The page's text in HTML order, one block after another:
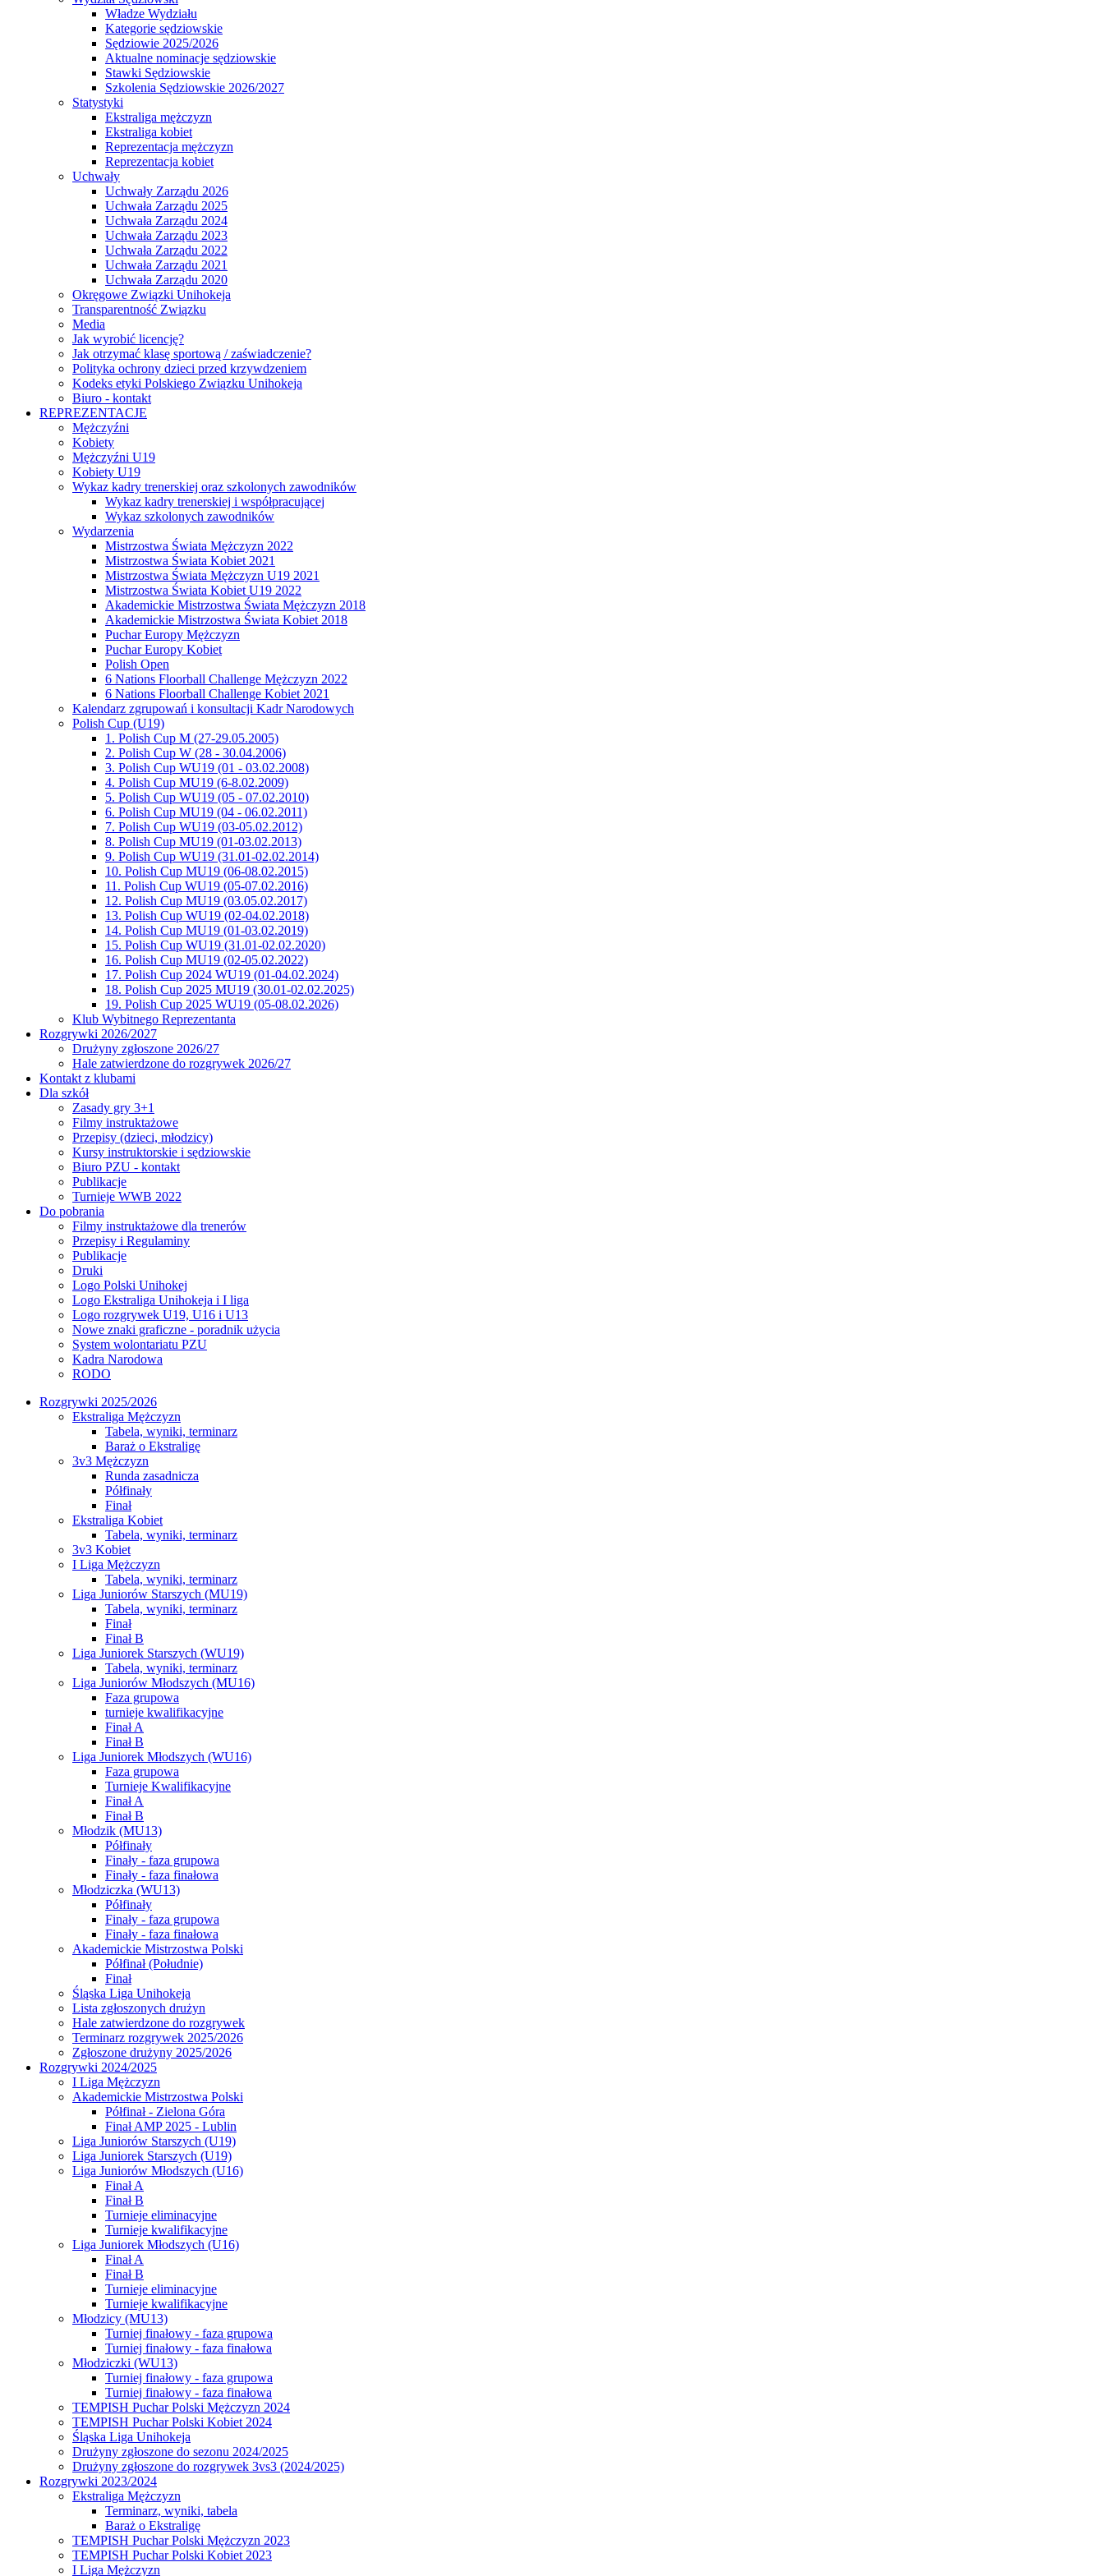
Władze Wydziału
Kategorie sędziowskie
Sędziowie 2025/2026
Aktualne nominacje sędziowskie
Stawki Sędziowskie
Szkolenia Sędziowskie 2026/2027
Statystyki
Ekstraliga mężczyzn
Ekstraliga kobiet
Reprezentacja mężczyzn
Reprezentacja kobiet
Uchwały
Uchwały Zarządu 2026
Uchwała Zarządu 2025
Uchwała Zarządu 2024
Uchwała Zarządu 2023
Uchwała Zarządu 2022
Uchwała Zarządu 2021
Uchwała Zarządu 2020
Okręgowe Związki Unihokeja
Transparentność Związku
Media
Jak wyrobić licencję?
Jak otrzymać klasę sportową / zaświadczenie?
Polityka ochrony dzieci przed krzywdzeniem
Kodeks etyki Polskiego Związku Unihokeja
Biuro - kontakt
REPREZENTACJE
Mężczyźni
Kobiety
Mężczyźni U19
Kobiety U19
Wykaz kadry trenerskiej oraz szkolonych zawodników
Wykaz kadry trenerskiej i współpracującej
Wykaz szkolonych zawodników
Wydarzenia
Mistrzostwa Świata Mężczyzn 2022
Mistrzostwa Świata Kobiet 2021
Mistrzostwa Świata Mężczyzn U19 2021
Mistrzostwa Świata Kobiet U19 2022
Akademickie Mistrzostwa Świata Mężczyzn 2018
Akademickie Mistrzostwa Świata Kobiet 2018
Puchar Europy Mężczyzn
Puchar Europy Kobiet
Polish Open
6 Nations Floorball Challenge Mężczyzn 2022
6 Nations Floorball Challenge Kobiet 2021
Kalendarz zgrupowań i konsultacji Kadr Narodowych
Polish Cup (U19)
1. Polish Cup M (27-29.05.2005)
2. Polish Cup W (28 - 30.04.2006)
3. Polish Cup WU19 (01 - 03.02.2008)
4. Polish Cup MU19 (6-8.02.2009)
5. Polish Cup WU19 (05 - 07.02.2010)
6. Polish Cup MU19 (04 - 06.02.2011)
7. Polish Cup WU19 (03-05.02.2012)
8. Polish Cup MU19 (01-03.02.2013)
9. Polish Cup WU19 (31.01-02.02.2014)
10. Polish Cup MU19 (06-08.02.2015)
11. Polish Cup WU19 (05-07.02.2016)
12. Polish Cup MU19 (03.05.02.2017)
13. Polish Cup WU19 (02-04.02.2018)
14. Polish Cup MU19 (01-03.02.2019)
15. Polish Cup WU19 (31.01-02.02.2020)
16. Polish Cup MU19 (02-05.02.2022)
17. Polish Cup 2024 WU19 (01-04.02.2024)
18. Polish Cup 2025 MU19 (30.01-02.02.2025)
19. Polish Cup 2025 WU19 (05-08.02.2026)
Klub Wybitnego Reprezentanta
Rozgrywki 2026/2027
Drużyny zgłoszone 2026/27
Hale zatwierdzone do rozgrywek 2026/27
Kontakt z klubami
Dla szkół
Zasady gry 3+1
Filmy instruktażowe
Przepisy (dzieci, młodzicy)
Kursy instruktorskie i sędziowskie
Biuro PZU - kontakt
Publikacje
Turnieje WWB 2022
Do pobrania
Filmy instruktażowe dla trenerów
Przepisy i Regulaminy
Publikacje
Druki
Logo Polski Unihokej
Logo Ekstraliga Unihokeja i I liga
Logo rozgrywek U19, U16 i U13
Nowe znaki graficzne - poradnik użycia
System wolontariatu PZU
Kadra Narodowa
RODO
Rozgrywki 2025/2026
Ekstraliga Mężczyzn
Tabela, wyniki, terminarz
Baraż o Ekstraligę
3v3 Mężczyzn
Runda zasadnicza
Półfinały
Finał
Ekstraliga Kobiet
Tabela, wyniki, terminarz
3v3 Kobiet
I Liga Mężczyzn
Tabela, wyniki, terminarz
Liga Juniorów Starszych (MU19)
Tabela, wyniki, terminarz
Finał
Finał B
Liga Juniorek Starszych (WU19)
Tabela, wyniki, terminarz
Liga Juniorów Młodszych (MU16)
Faza grupowa
turnieje kwalifikacyjne
Finał A
Finał B
Liga Juniorek Młodszych (WU16)
Faza grupowa
Turnieje Kwalifikacyjne
Finał A
Finał B
Młodzik (MU13)
Półfinały
Finały - faza grupowa
Finały - faza finałowa
Młodziczka (WU13)
Półfinały
Finały - faza grupowa
Finały - faza finałowa
Akademickie Mistrzostwa Polski
Półfinał (Południe)
Finał
Śląska Liga Unihokeja
Lista zgłoszonych drużyn
Hale zatwierdzone do rozgrywek
Terminarz rozgrywek 2025/2026
Zgłoszone drużyny 2025/2026
Rozgrywki 2024/2025
I Liga Mężczyzn
Akademickie Mistrzostwa Polski
Półfinał - Zielona Góra
Finał AMP 2025 - Lublin
Liga Juniorów Starszych (U19)
Liga Juniorek Starszych (U19)
Liga Juniorów Młodszych (U16)
Finał A
Finał B
Turnieje eliminacyjne
Turnieje kwalifikacyjne
Liga Juniorek Młodszych (U16)
Finał A
Finał B
Turnieje eliminacyjne
Turnieje kwalifikacyjne
Młodzicy (MU13)
Turniej finałowy - faza grupowa
Turniej finałowy - faza finałowa
Młodziczki (WU13)
Turniej finałowy - faza grupowa
Turniej finałowy - faza finałowa
TEMPISH Puchar Polski Mężczyzn 2024
TEMPISH Puchar Polski Kobiet 2024
Śląska Liga Unihokeja
Drużyny zgłoszone do sezonu 2024/2025
Drużyny zgłoszone do rozgrywek 3vs3 (2024/2025)
Rozgrywki 2023/2024
Ekstraliga Mężczyzn
Terminarz, wyniki, tabela
Baraż o Ekstraligę
TEMPISH Puchar Polski Mężczyzn 2023
TEMPISH Puchar Polski Kobiet 2023
I Liga Mężczyzn